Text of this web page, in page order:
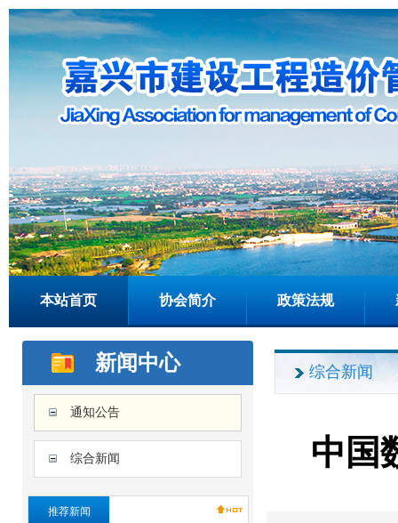
本站首页 协会简介 政策法规
新闻中心
通知公告
综合新闻
推荐新闻
综合新闻
中国